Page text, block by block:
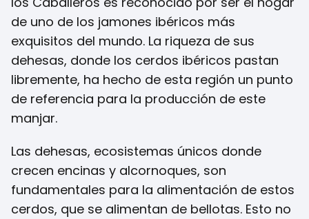
de uno de los jamones ibéricos más
exquisitos del mundo. La riqueza de sus
dehesas, donde los cerdos ibéricos pastan
libremente, ha hecho de esta región un punto
de referencia para la producción de este
manjar.
Las dehesas, ecosistemas únicos donde
crecen encinas y alcornoques, son
fundamentales para la alimentación de estos
cerdos, que se alimentan de bellotas. Esto no